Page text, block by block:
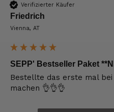
Verifizierter Käufer
Friedrich
Vienna, AT
SEPP' Bestseller Paket
Bestellte das erste mal
machen 👌👌👌